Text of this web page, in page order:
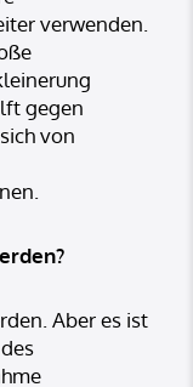
verwenden.
gegen
von
Aber es ist